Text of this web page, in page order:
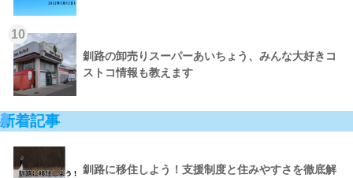
10
釧路の卸売りスーパーあいちょう、みんな大好きコ
ストコ情報も教えます
新着記事
釧路に移住しよう！支援制度と住みやすさを徹底解